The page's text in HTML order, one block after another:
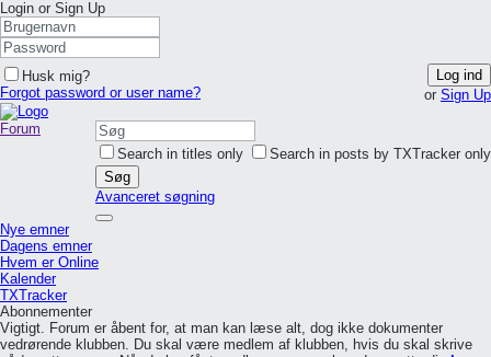
Login or Sign Up
Husk mig?
Log ind
Forgot password or user name?
or Sign Up
Search in titles only
Search in posts by TXTracker only
Søg
Avanceret søgning
Forum
Nye emner
Dagens emner
Hvem er Online
Kalender
TXTracker
Abonnementer
Vigtigt. Forum er åbent for, at man kan læse alt, dog ikke dokumenter
vedrørende klubben. Du skal være medlem af klubben, hvis du skal skrive